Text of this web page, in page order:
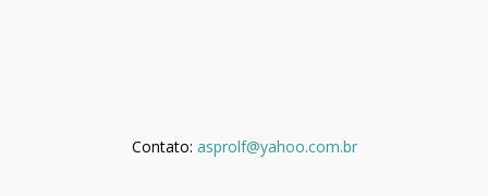
Contato: asprolf@yahoo.com.br